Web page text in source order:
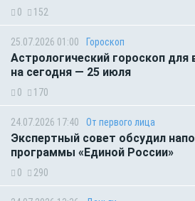
0 152
25.07.2026 01:00 Гороскоп
Астрологический гороскоп для
на сегодня — 25 июля
0 170
24.07.2026 17:40 От первого лица
Экспертный совет обсудил
программы «Единой России»
0 290